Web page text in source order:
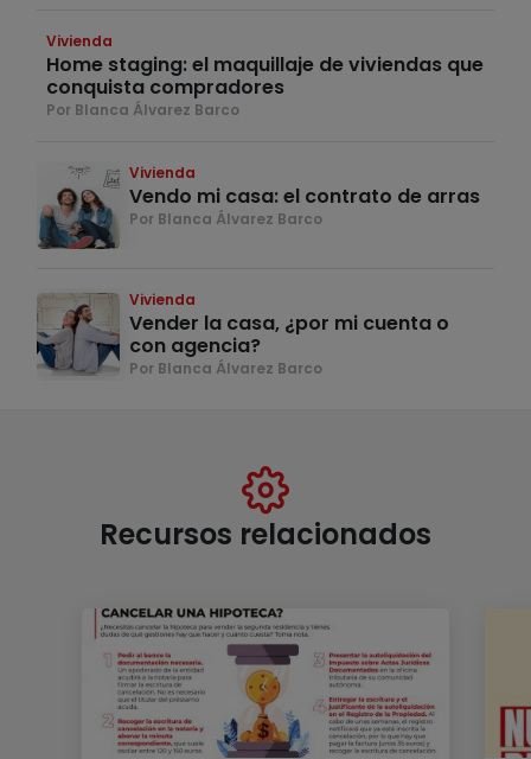
Vivienda
Home staging: el maquillaje de viviendas que
conquista compradores
Por Blanca Álvarez Barco
Vivienda
Vendo mi casa: el contrato de arras
Por Blanca Álvarez Barco
Vivienda
Vender la casa, ¿por mi cuenta o
con agencia?
Por Blanca Álvarez Barco
Recursos relacionados